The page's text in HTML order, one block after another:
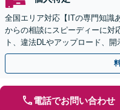
全国エリア対応【ITの専門知識
からの相談にスピーディーに対
ト、違法DLやアップロード、
【WEB面談OK&解決実績豊富
電話でお問い合わせ